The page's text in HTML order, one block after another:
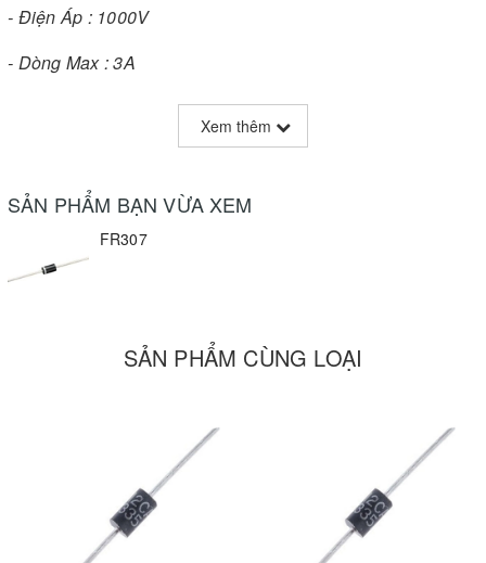
- Điện Áp : 1000V
- Dòng Max : 3A
- Thời Gian Chuyển Mạch : 500ns
Xem thêm
SẢN PHẨM BẠN VỪA XEM
FR307
SẢN PHẨM CÙNG LOẠI